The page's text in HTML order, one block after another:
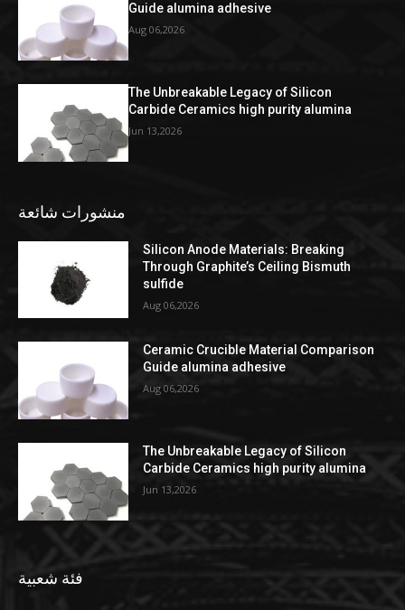
Guide alumina adhesive
Aug 06,2026
The Unbreakable Legacy of Silicon
Carbide Ceramics high purity alumina
Jun 13,2026
منشورات شائعة
Silicon Anode Materials: Breaking
Through Graphite’s Ceiling Bismuth
sulfide
Aug 06,2026
Ceramic Crucible Material Comparison
Guide alumina adhesive
Aug 06,2026
The Unbreakable Legacy of Silicon
Carbide Ceramics high purity alumina
Jun 13,2026
فئة شعبية